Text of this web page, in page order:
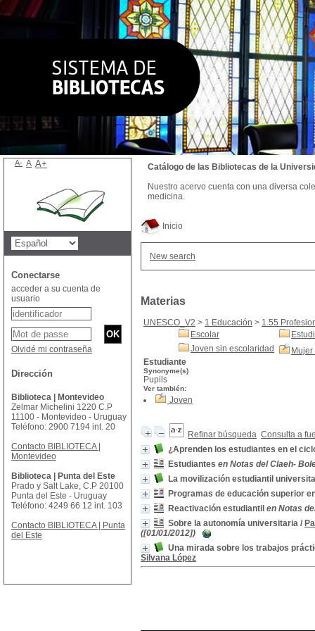
Inicio
New search
Materias
UNESCO_V2 > 1 Educación > 1.55
Escolar
Joven sin escolaridad
Estudiante
Synonyme(s)
Pupils
Ver también:
Joven
Refinar búsqueda Consulta a
¿Aprenden los estudiantes en el
Estudiantes en Notas del Claeh-
La movilización estudiantil
Programas de educación superior
Reactivación estudiantil en Notas
Sobre la autonomía universitaria /
([01/01/2012])
Una mirada sobre los trabajos
Silvana López
Catálogo de las Bibliotecas de la
Nuestro acervo cuenta con una diversa
medicina.
A- A A+
Conectarse
acceder a su cuenta de
usuario
Olvidé mi contraseña
Dirección
Biblioteca | Montevideo
Zelmar Michelini 1220 C.P
11100 - Montevideo - Uruguay
Teléfono: 2900 7194 int. 20
Contacto BIBLIOTECA |
Montevideo
Biblioteca | Punta del Este
Prado y Salt Lake, C.P 20100
Punta del Este - Uruguay
Teléfono: 4249 66 12 int. 103
Contacto BIBLIOTECA | Punta
del Este